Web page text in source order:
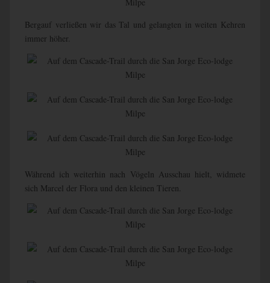
Bergauf verließen wir das Tal und gelangten in weiten Kehren
immer höher.
Während ich weiterhin nach Vögeln Ausschau hielt, widmete
sich Marcel der Flora und den kleinen Tieren.